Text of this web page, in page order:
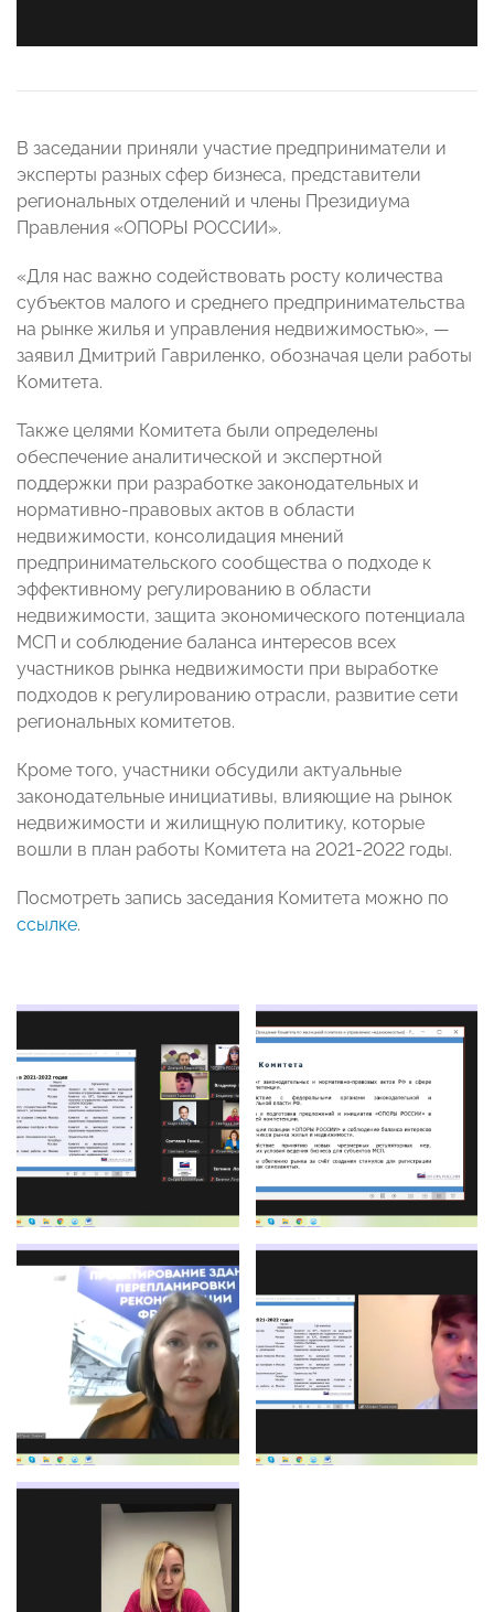
В заседании приняли участие предприниматели и
эксперты разных сфер бизнеса, представители
региональных отделений и члены Президиума
Правления «ОПОРЫ РОССИИ».
«Для нас важно содействовать росту количества
субъектов малого и среднего предпринимательства
на рынке жилья и управления недвижимостью», —
заявил Дмитрий Гавриленко, обозначая цели работы
Комитета.
Также целями Комитета были определены
обеспечение аналитической и экспертной
поддержки при разработке законодательных и
нормативно-правовых актов в области
недвижимости, консолидация мнений
предпринимательского сообщества о подходе к
эффективному регулированию в области
недвижимости, защита экономического потенциала
МСП и соблюдение баланса интересов всех
участников рынка недвижимости при выработке
подходов к регулированию отрасли, развитие сети
региональных комитетов.
Кроме того, участники обсудили актуальные
законодательные инициативы, влияющие на рынок
недвижимости и жилищную политику, которые
вошли в план работы Комитета на 2021-2022 годы.
Посмотреть запись заседания Комитета можно по
ссылке.